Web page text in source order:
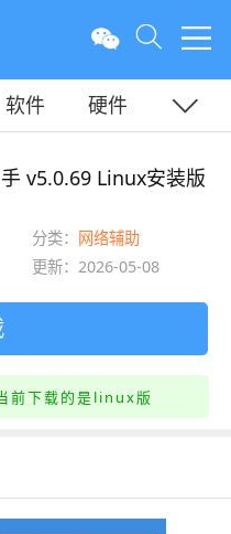
软件
硬件
v5.0.69 Linux安装版
分类： 网络辅助
更新：2026-05-08
前下载的是linux版